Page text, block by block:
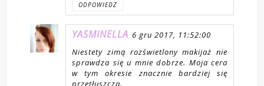
ODPOWIEDZ
YASMINELLA 6 gru 2017, 11:52:00
Niestety zimą rozświetlony makijaż nie
sprawdza się u mnie dobrze. Moja cera
w tym okresie znacznie bardziej się